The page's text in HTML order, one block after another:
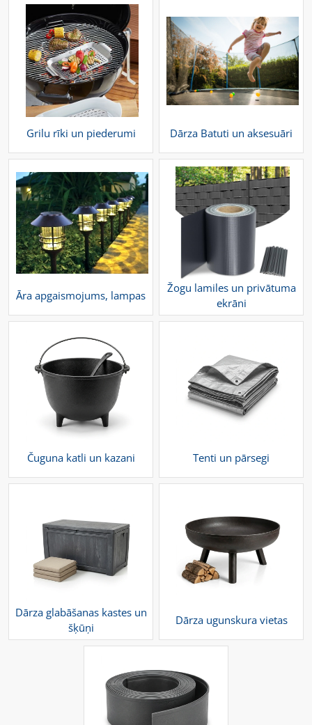
Grilu rīki un piederumi Dārza Batuti un aksesuāri
Āra apgaismojums, lampas
Žogu lamiles un privātuma
ekrāni
Čuguna katli un kazani Tenti un pārsegi
Dārza glabāšanas kastes un
šķūņi
Dārza ugunskura vietas